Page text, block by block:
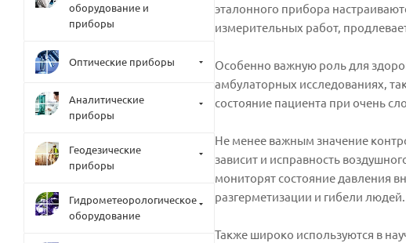
эталонного прибора
измерительных работ,
Особенно важную роль для
амбулаторных исследованиях,
состояние пациента при очень
Не менее важным значение
зависит и исправность
мониторят состояние давления
разгерметизации и гибели людей.
Также широко используются в
оборудование и
приборы
Оптические приборы
Аналитические
приборы
Геодезические
приборы
Гидрометеорологическое
оборудование